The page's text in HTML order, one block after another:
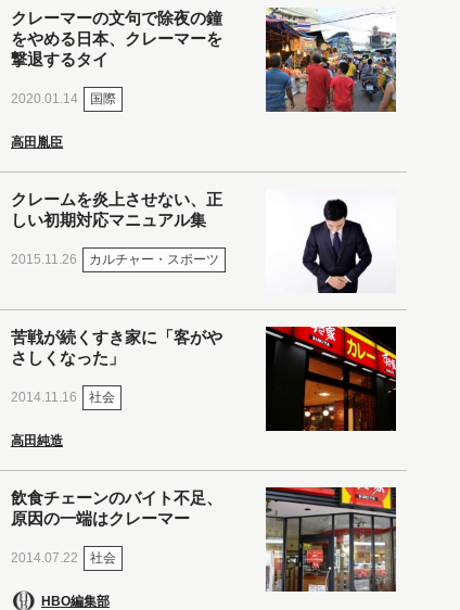
クレーマーの文句で除夜の鐘
をやめる日本、クレーマーを
撃退するタイ
2020.01.14 国際
高田胤臣
クレームを炎上させない、正
しい初期対応マニュアル集
2015.11.26 カルチャー・スポーツ
苦戦が続くすき家に「客がや
さしくなった」
2014.11.16 社会
高田純造
飲食チェーンのバイト不足、
原因の一端はクレーマー
2014.07.22 社会
HBO編集部